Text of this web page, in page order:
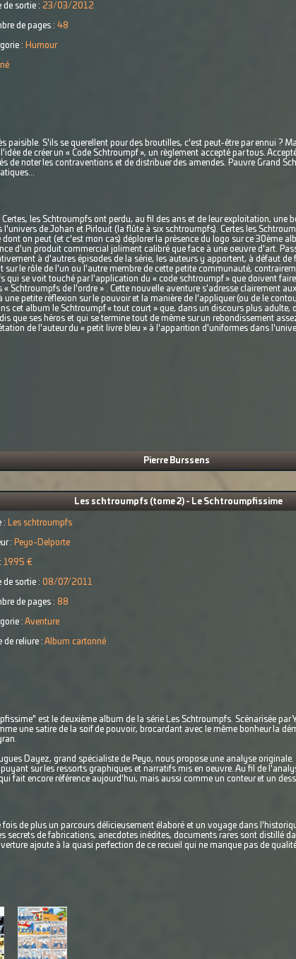
de sortie : 23/03/2012
de pages : 48
: Humour
paisible. S'ils se querellent pour des broutilles, c'est peut-être par ennui ?
de créer un « Code Schtroumpf », un règlement accepté par tous.
de noter les contraventions et de distribuer des amendes. Pauvre Grand
Certes, les Schtroumpfs ont perdu, au fil des ans et de leur exploitation,
l'univers de Johan et Pirlouit (la flûte à six schtroumpfs). Certes les
on peut (et c'est mon cas) déplorer la présence du logo sur ce 30ème
d'un produit commercial joliment calibré que face à une oeuvre d'art.
à d'autres épisodes de la série, les auteurs y apportent, à défaut
sur le rôle de l'un ou l'autre membre de cette petite communauté,
qui se voit touché par l'application du « code schtroumpf » que doivent
Schtroumpfs de l'ordre » . Cette nouvelle aventure s'adresse clairement
petite réflexion sur le pouvoir et la manière de l'appliquer (ou de le
cet album le Schtroumpf « tout court » que, dans un discours plus
que ses héros et qui se termine tout de même sur un rebondissement
de l'auteur du « petit livre bleu » à l'apparition d'uniformes dans
Pierre Burssens
Les schtroumpfs (tome 2) - Le Schtroumpfissime
: Les schtroumpfs
: Peyo-Delporte
19.95 €
de sortie : 08/07/2011
de pages : 88
: Aventure
de reliure : Album cartonné
est le deuxième album de la série Les Schtroumpfs. Scénarisée par
une satire de la soif de pouvoir, brocardant avec le même bonheur la
Dayez, grand spécialiste de Peyo, nous propose une analyse
sur les ressorts graphiques et narratifs mis en oeuvre. Au fil de
fait encore référence aujourd'hui, mais aussi comme un conteur et un
fois de plus un parcours délicieusement élaboré et un voyage dans
secrets de fabrications, anecdotes inédites, documents rares sont distillé
ajoute à la quasi perfection de ce recueil qui ne manque pas de